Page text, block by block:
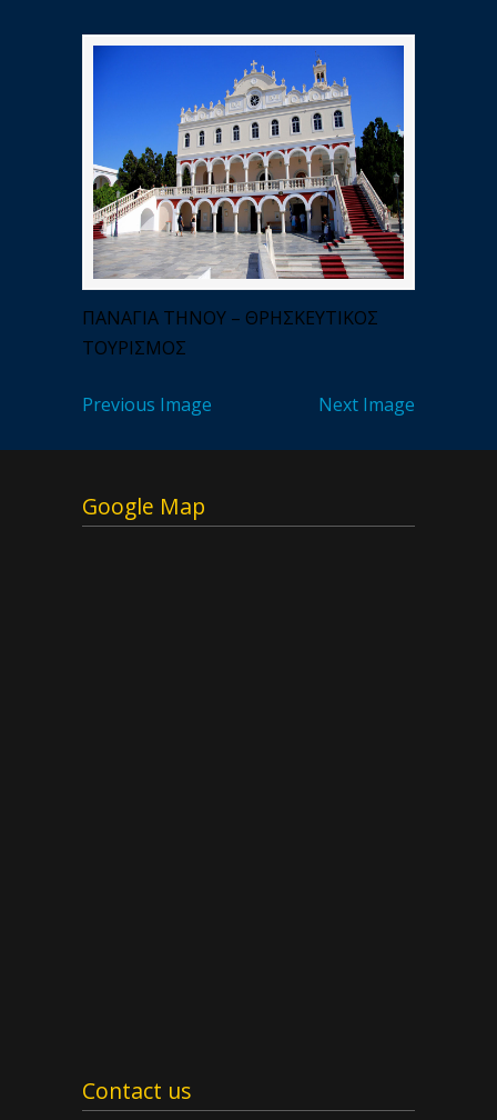
ΠΑΝΑΓΙΑ ΤΗΝΟΥ – ΘΡΗΣΚΕΥΤΙΚΟΣ
ΤΟΥΡΙΣΜΟΣ
Previous Image Next Image
Google Map
Contact us